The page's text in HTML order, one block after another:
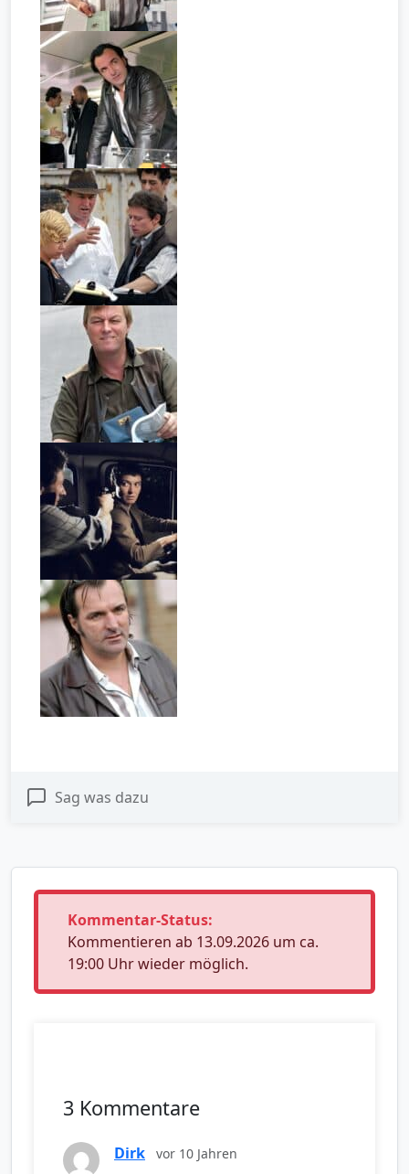
Sag was dazu
Kommentar-Status:
Kommentieren ab 13.09.2026 um ca.
19:00 Uhr wieder möglich.
3 Kommentare
Dirk vor 10 Jahren